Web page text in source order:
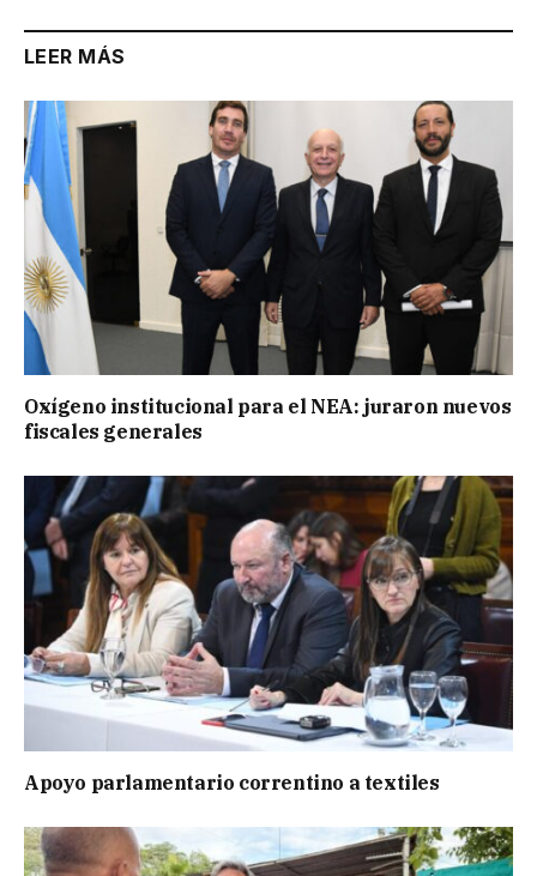
LEER MÁS
Oxígeno institucional para el NEA: juraron nuevos
fiscales generales
Apoyo parlamentario correntino a textiles